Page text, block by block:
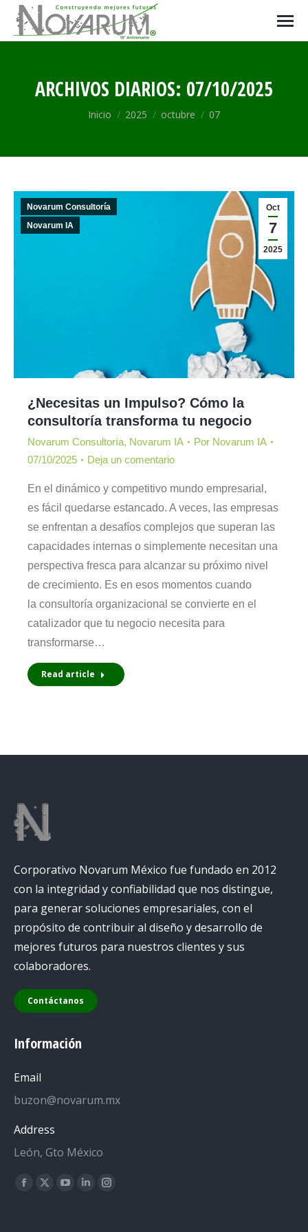
ARCHIVOS DIARIOS: 07/10/2025
Estás aquí:
Inicio 2025 octubre 07
Oct
7
2025
Novarum Consultoría
Novarum IA
¿Necesitas un Impulso? Cómo la
consultoría transforma tu negocio
Novarum Consultoría, Novarum IA Por Novarum IA
07/10/2025
Deja un comentario
En el dinámico y competitivo mundo empresarial,
es fácil quedarse estancado. A veces, las empresas
se enfrentan a desafíos complejos que superan las
capacidades internas o simplemente necesitan una
perspectiva fresca para alcanzar su próximo nivel
de crecimiento. Es en esos momentos cuando
la consultoría organizacional se convierte en el
catalizador que tu negocio necesita para
transformarse…
Read article
Corporativo Novarum México fue fundado en 2012
con la integridad y confiabilidad que nos distingue,
para generar soluciones empresariales, con el
propósito de contribuir al diseño y desarrollo de
mejores futuros para nuestros clientes y sus
colaboradores.
Contáctanos
Información
Email
buzon@novarum.mx
Address
León, Gto México
Encuéntranos en:
Facebook
X
YouTube
LinkedinInstagram